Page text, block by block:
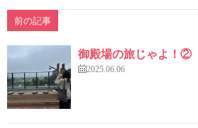
前の記事
御殿場の旅じゃよ！②
2025.06.06